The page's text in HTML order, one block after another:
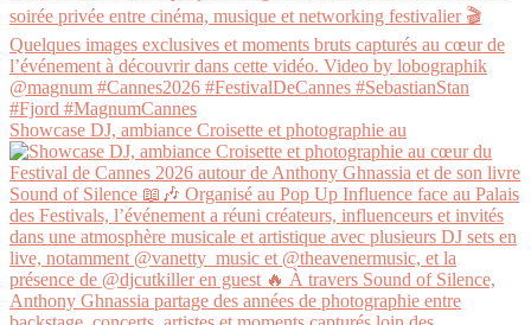
Showcase DJ, ambiance Croisette et photographie au